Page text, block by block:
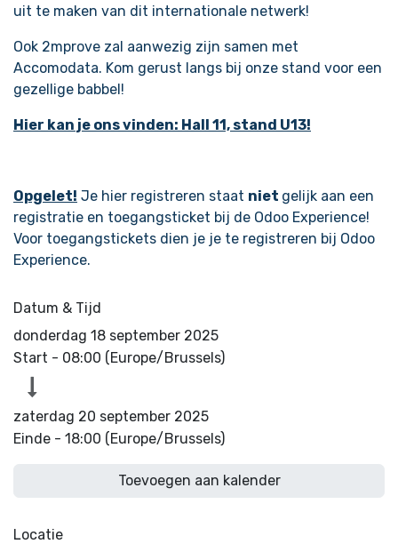
uit te maken van dit internationale netwerk!
Ook 2mprove zal aanwezig zijn samen met
Accomodata. Kom gerust langs bij onze stand voor een
gezellige babbel!
Hier kan je ons vinden: Hall 11, stand U13!
Opgelet! Je hier registreren staat niet gelijk aan een
registratie en toegangsticket bij de Odoo Experience!
Voor toegangstickets dien je je te registreren bij Odoo
Experience.
Datum & Tijd
donderdag 18 september 2025
Start - 08:00 (Europe/Brussels)
zaterdag 20 september 2025
Einde - 18:00 (Europe/Brussels)
Toevoegen aan kalender
Locatie